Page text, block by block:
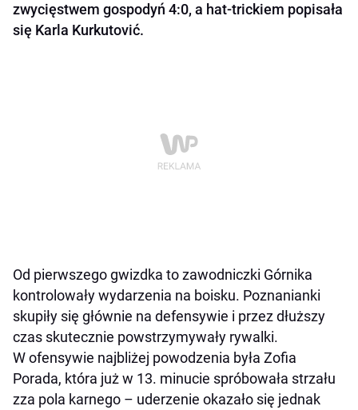
zwycięstwem gospodyń 4:0, a hat-trickiem popisała
się Karla Kurkutović.
Od pierwszego gwizdka to zawodniczki Górnika
kontrolowały wydarzenia na boisku. Poznanianki
skupiły się głównie na defensywie i przez dłuższy
czas skutecznie powstrzymywały rywalki.
W ofensywie najbliżej powodzenia była Zofia
Porada, która już w 13. minucie spróbowała strzału
zza pola karnego – uderzenie okazało się jednak